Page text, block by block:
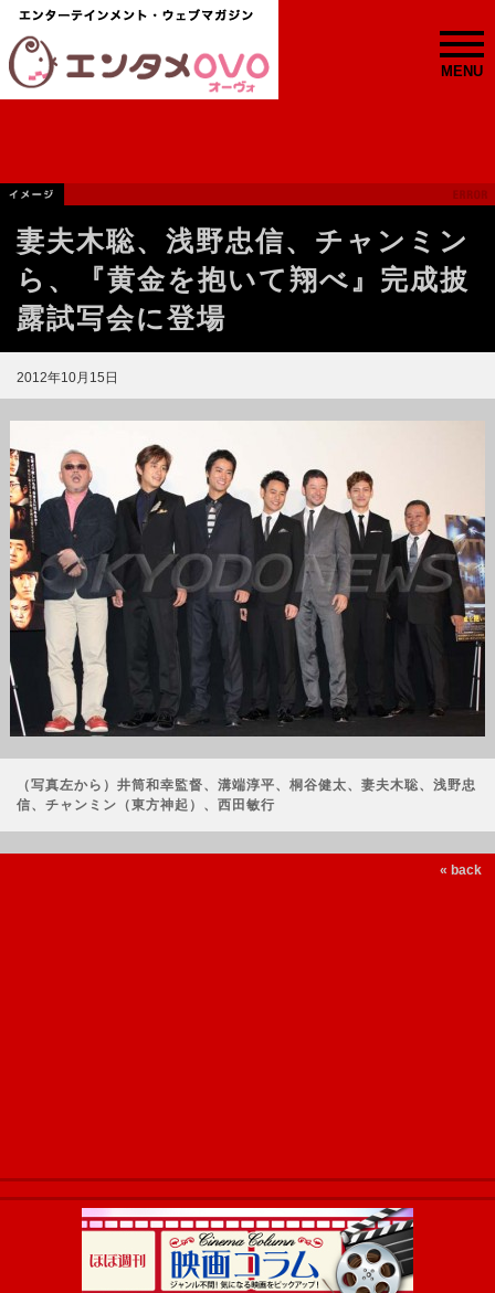
MENU
妻夫木聡、浅野忠信、チャンミン
ら、『黄金を抱いて翔べ』完成披
露試写会に登場
2012年10月15日
（写真左から）井筒和幸監督、溝端淳平、桐谷健太、妻夫木聡、浅野忠
信、チャンミン（東方神起）、西田敏行
« back